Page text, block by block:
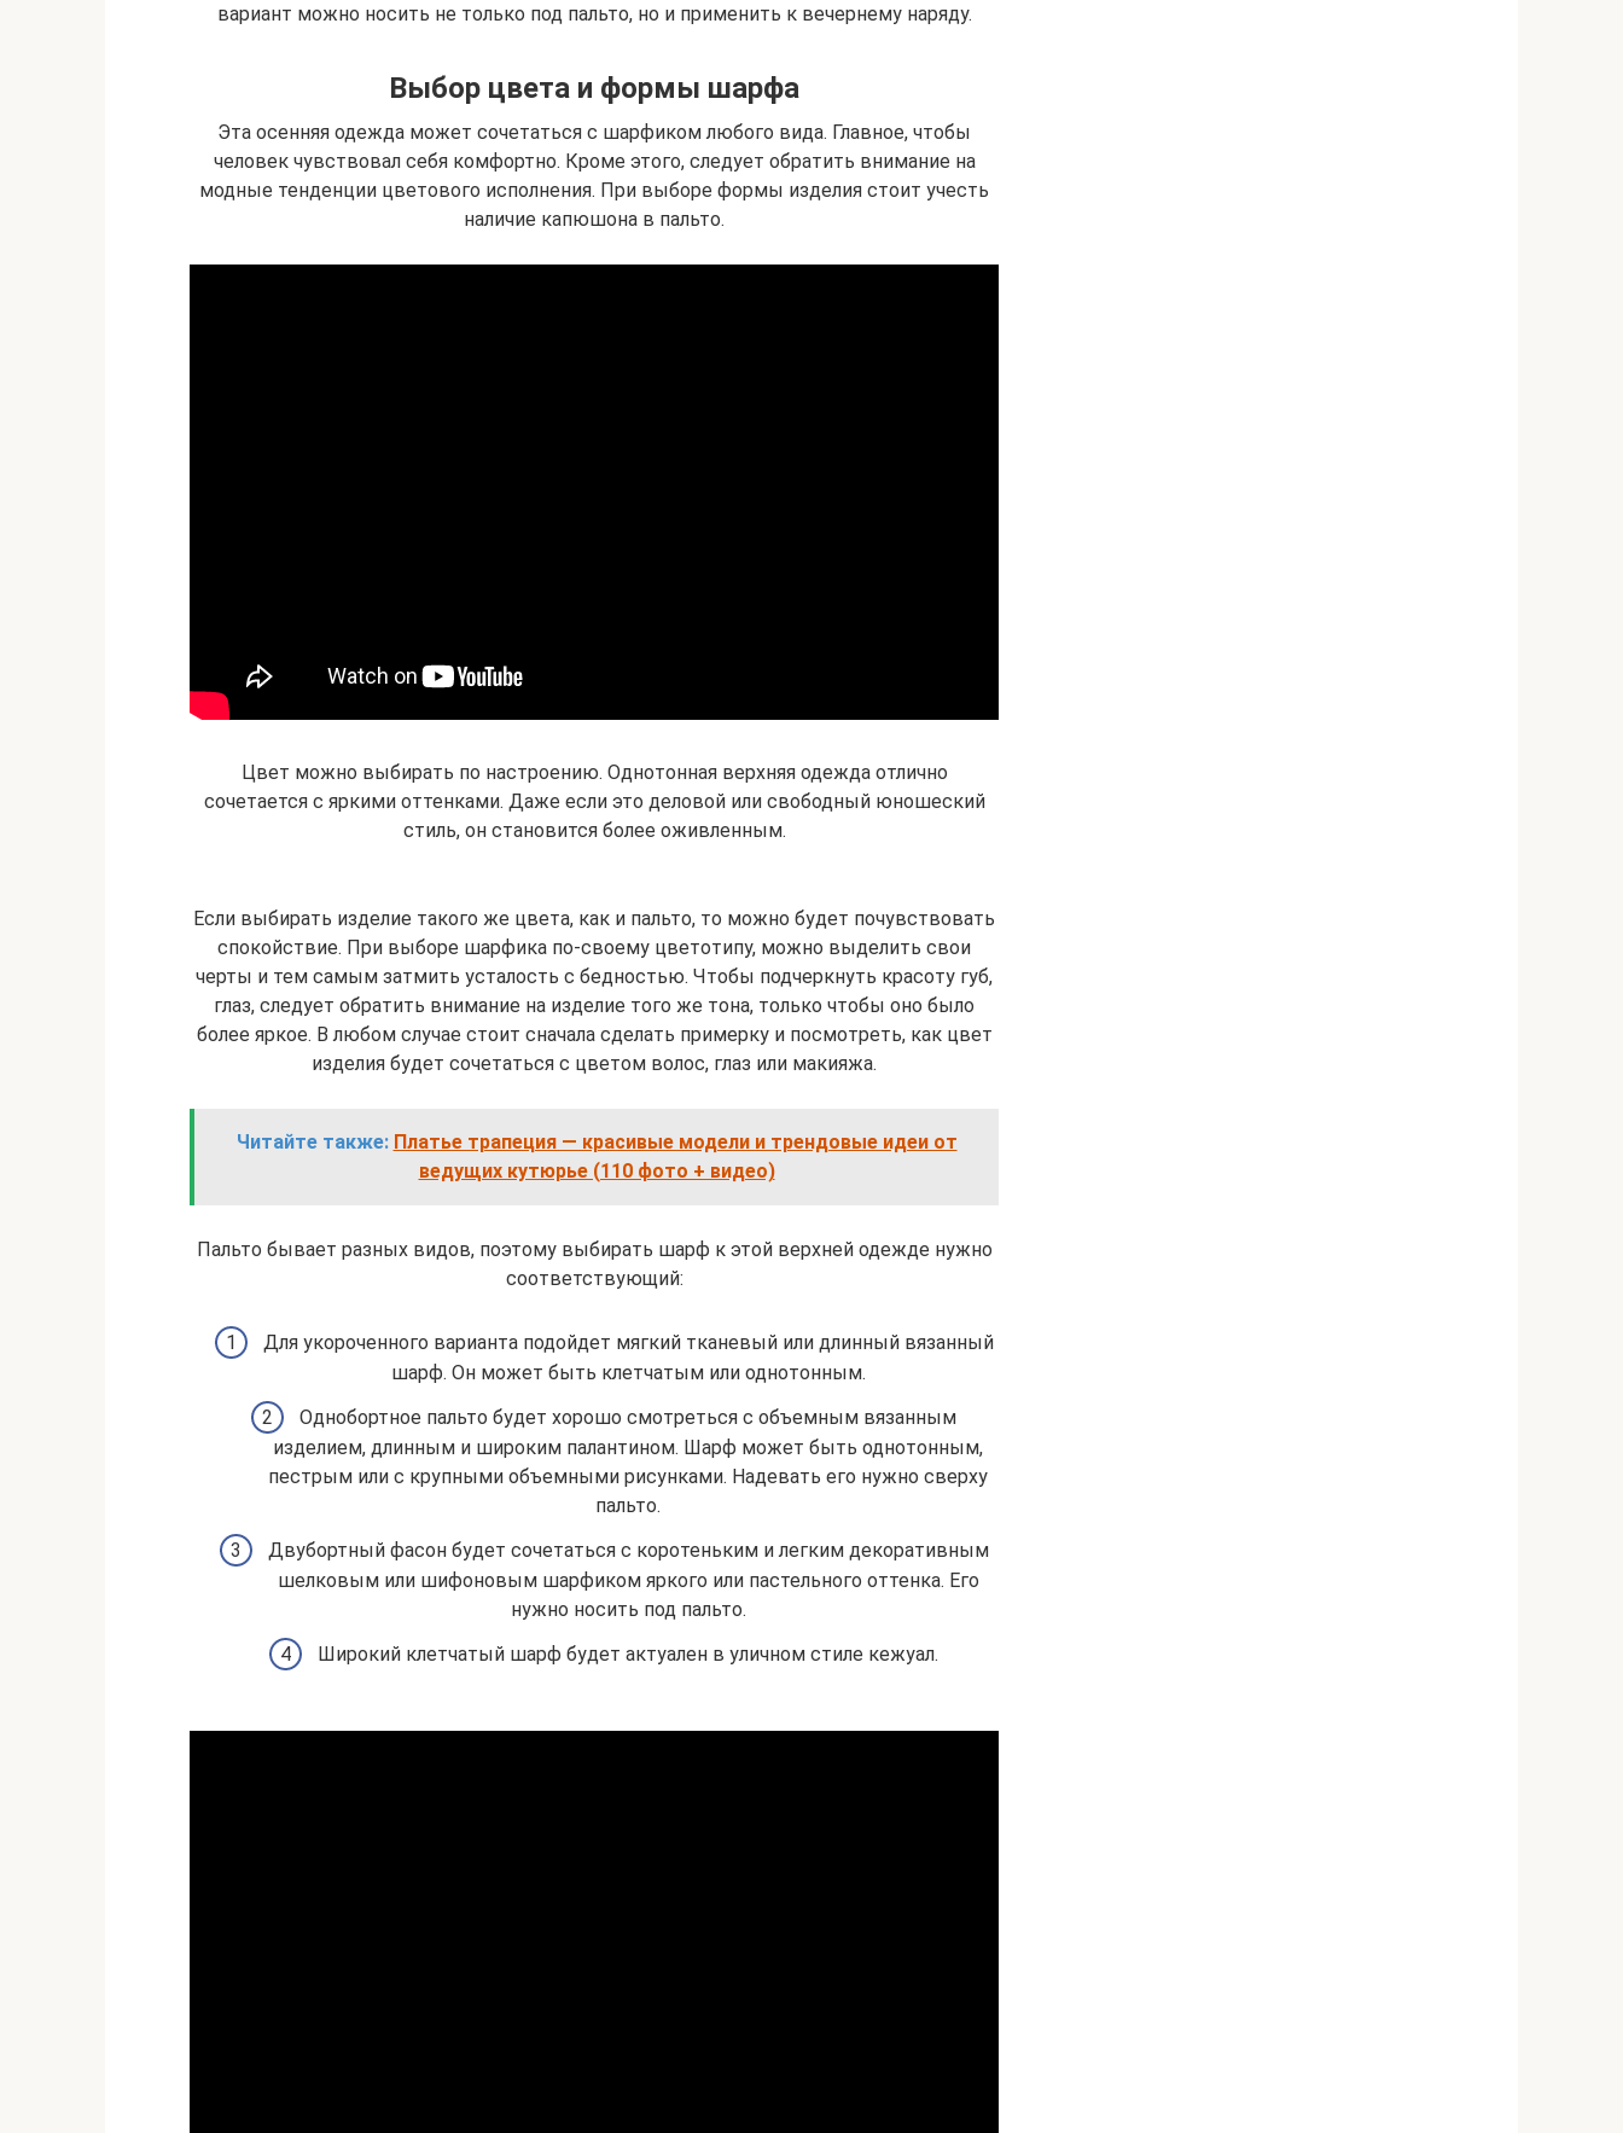
вариант можно носить не только под пальто, но и применить к вечернему наряду.
Выбор цвета и формы шарфа
Эта осенняя одежда может сочетаться с шарфиком любого вида. Главное, чтобы
человек чувствовал себя комфортно. Кроме этого, следует обратить внимание на
модные тенденции цветового исполнения. При выборе формы изделия стоит учесть
наличие капюшона в пальто.
Цвет можно выбирать по настроению. Однотонная верхняя одежда отлично
сочетается с яркими оттенками. Даже если это деловой или свободный юношеский
стиль, он становится более оживленным.
Если выбирать изделие такого же цвета, как и пальто, то можно будет почувствовать
спокойствие. При выборе шарфика по-своему цветотипу, можно выделить свои
черты и тем самым затмить усталость с бедностью. Чтобы подчеркнуть красоту губ,
глаз, следует обратить внимание на изделие того же тона, только чтобы оно было
более яркое. В любом случае стоит сначала сделать примерку и посмотреть, как цвет
изделия будет сочетаться с цветом волос, глаз или макияжа.
Читайте также: Платье трапеция — красивые модели и трендовые идеи от
ведущих кутюрье (110 фото + видео)
Пальто бывает разных видов, поэтому выбирать шарф к этой верхней одежде нужно
соответствующий:
Для укороченного варианта подойдет мягкий тканевый или длинный вязанный
шарф. Он может быть клетчатым или однотонным.
Однобортное пальто будет хорошо смотреться с объемным вязанным
изделием, длинным и широким палантином. Шарф может быть однотонным,
пестрым или с крупными объемными рисунками. Надевать его нужно сверху
пальто.
Двубортный фасон будет сочетаться с коротеньким и легким декоративным
шелковым или шифоновым шарфиком яркого или пастельного оттенка. Его
нужно носить под пальто.
Широкий клетчатый шарф будет актуален в уличном стиле кежуал.